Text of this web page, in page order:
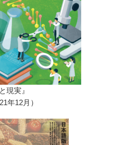
現実』
年12月）